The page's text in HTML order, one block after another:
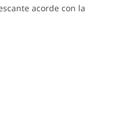
acorde con la